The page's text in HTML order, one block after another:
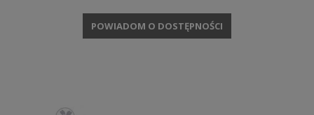
POWIADOM O DOSTĘPNOŚCI